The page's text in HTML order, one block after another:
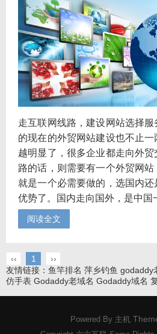
走互联网线路，建设网站选择
的现在的外贸网站建设也不止
越明显了，很多企业都走向外
路的话，则需要有一个外贸网
就是一个必需要做的，选国内
优势了。国内走向国外，是中国
阅读全文
‹‹ 1
››
友情链接： 鱼竿排名 萍乡钓鱼 godaddy
仿手表 Godaddy老域名 Godaddy域名
Powered By 主机